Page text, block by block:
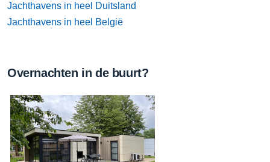
Jachthavens in heel Duitsland
Jachthavens in heel België
Overnachten in de buurt?